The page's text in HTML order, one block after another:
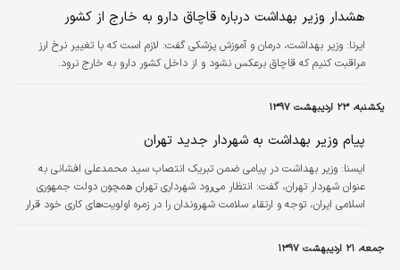
هشدار وزیر بهداشت درباره قاچاق دارو به خارج از کشور
ایرنا: وزیر بهداشت، درمان و آموزش پزشکی گفت: لازم است که با تغییر نرخ ارز
مراقبت کنیم که قاچاق برعکس نشود و از داخل کشور دارو به خارج نرود.
یکشنبه، ۲۳ اردیبهشت ۱۳۹۷
پیام وزیر بهداشت به شهردار جدید تهران
ايسنا: وزیر بهداشت در پیامی ضمن تبریک انتصاب سید محمدعلی افشانی به
عنوان شهردار تهران، گفت: انتظار می‌رود شهرداری تهران همچون دولت جمهوری
اسلامی ایران، توجه و ارتقاء سلامت شهروندان را در زمره اولویت‌های کاری خود قرار
کرده و سامان دهیم.
جمعه، ۲۱ اردیبهشت ۱۳۹۷